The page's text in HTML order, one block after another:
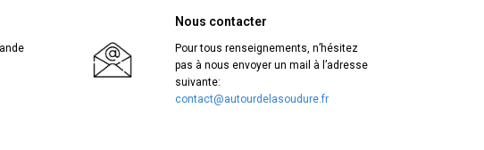
un suivi téléphonique au
Nous contacter
Pour tous renseignements, n’hésitez
pas à nous envoyer un mail à l’adresse
suivante:
contact@autourdelasoudure.fr